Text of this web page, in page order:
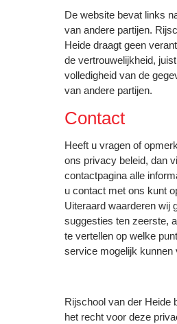
De website bevat links
van andere partijen.
Heide draagt geen
de vertrouwelijkheid,
volledigheid van de
van andere partijen.
Contact
Heeft u vragen of
ons privacy beleid, dan
contactpagina alle
u contact met ons kunt
Uiteraard waarderen wij
suggesties ten zeerste,
te vertellen op welke
service mogelijk kunnen
Rijschool van der Heide
het recht voor deze